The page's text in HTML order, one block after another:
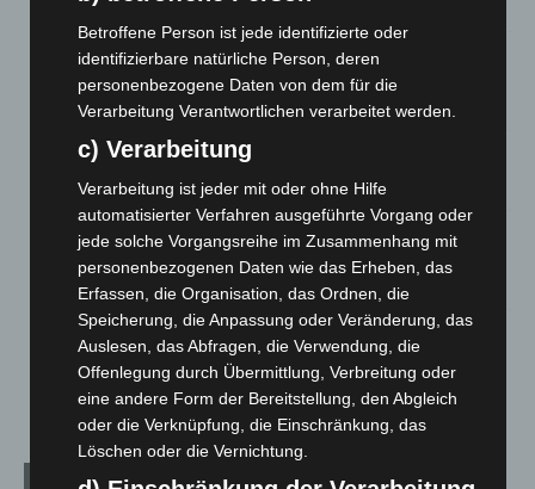
5. August 2026
Gasleitung bei McDonald’s-Umbau in Langenhagen
beschädigt
5. August 2026
Anklage nach Abschaltung von „Archetyp Market“ erhoben
3. August 2026
Hannover: Polizei stoppt 166 Trunkenheitsfahrten bei
2. August 2026
Hannover Klassik Open Air 2026: Französische Oper im
Maschpark
2. August 2026
Kategorien
Betroffene Person ist jede identifizierte oder
identifizierbare natürliche Person, deren
personenbezogene Daten von dem für die
Verarbeitung Verantwortlichen verarbeitet werden.
c) Verarbeitung
Verarbeitung ist jeder mit oder ohne Hilfe
automatisierter Verfahren ausgeführte Vorgang oder
jede solche Vorgangsreihe im Zusammenhang mit
personenbezogenen Daten wie das Erheben, das
Erfassen, die Organisation, das Ordnen, die
Speicherung, die Anpassung oder Veränderung, das
Auslesen, das Abfragen, die Verwendung, die
Offenlegung durch Übermittlung, Verbreitung oder
eine andere Form der Bereitstellung, den Abgleich
oder die Verknüpfung, die Einschränkung, das
Löschen oder die Vernichtung.